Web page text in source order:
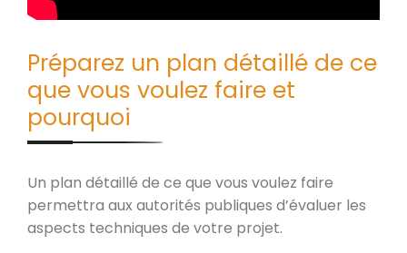
Préparez un plan détaillé de ce
que vous voulez faire et
pourquoi
Un plan détaillé de ce que vous voulez faire
permettra aux autorités publiques d’évaluer les
aspects techniques de votre projet.